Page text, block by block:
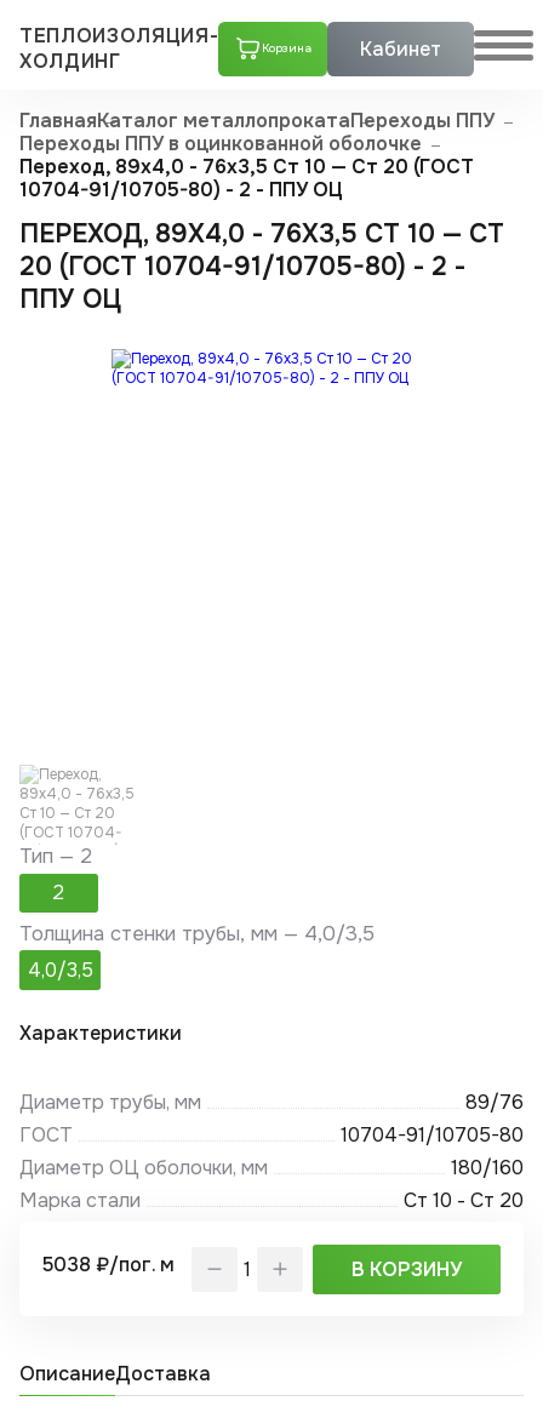
ТЕПЛОИЗОЛЯЦИЯ-
ХОЛДИНГ
Корзина Кабинет
ГлавнаяКаталог металлопрокатаПереходы ППУ
Переходы ППУ в оцинкованной оболочке
Переход, 89х4,0 - 76x3,5 Ст 10 — Ст 20 (ГОСТ
10704-91/10705-80) - 2 - ППУ ОЦ
ПЕРЕХОД, 89Х4,0 - 76X3,5 СТ 10 — СТ
20 (ГОСТ 10704-91/10705-80) - 2 -
ППУ ОЦ
Тип — 2
2
Толщина стенки трубы, мм — 4,0/3,5
4,0/3,5
Характеристики
Диаметр трубы, мм
89/76
ГОСТ
10704-91/10705-80
Диаметр ОЦ оболочки, мм
180/160
Марка стали
Ст 10 - Ст 20
5038 ₽/пог. м В КОРЗИНУ
ОписаниеДоставка